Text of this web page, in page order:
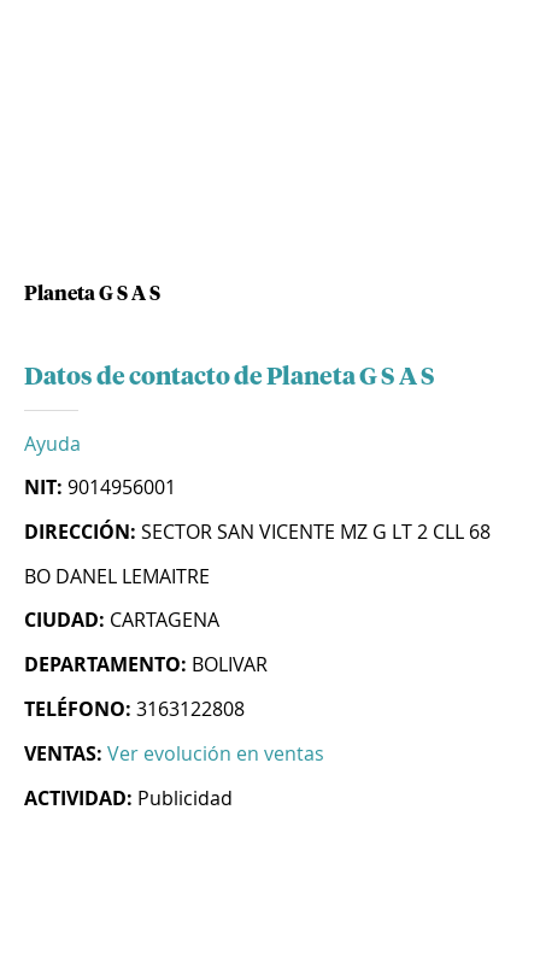
Planeta G S A S
Datos de contacto de Planeta G S A S
Ayuda
NIT: 9014956001
DIRECCIÓN: SECTOR SAN VICENTE MZ G LT 2 CLL 68
BO DANEL LEMAITRE
CIUDAD: CARTAGENA
DEPARTAMENTO: BOLIVAR
TELÉFONO: 3163122808
VENTAS: Ver evolución en ventas
ACTIVIDAD: Publicidad